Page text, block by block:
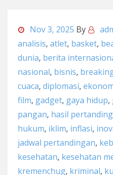
Nov 3, 2025 By
analisis, atlet, basket,
dunia, berita
nasional, bisnis,
cuaca, diplomasi,
film, gadget, gaya hidup,
pangan, hasil
hukum, iklim, inflasi,
jadwal pertandingan,
kesehatan, kesehatan
kremenchug, kriminal,